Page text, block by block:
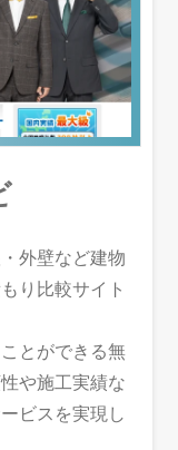
外壁など建物
り比較サイト
とができる無
や施工実績な
ビスを実現し